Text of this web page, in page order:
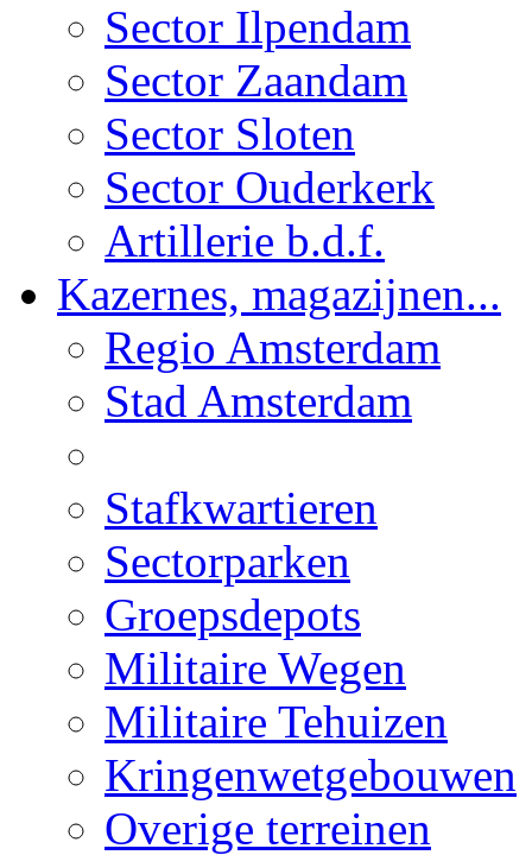
Sector Ilpendam
Sector Zaandam
Sector Sloten
Sector Ouderkerk
Artillerie b.d.f.
Kazernes, magazijnen...
Regio Amsterdam
Stad Amsterdam
Stafkwartieren
Sectorparken
Groepsdepots
Militaire Wegen
Militaire Tehuizen
Kringenwetgebouwen
Overige terreinen